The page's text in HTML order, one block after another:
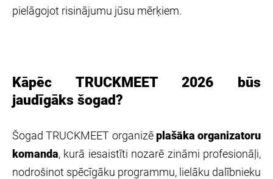
pielāgojot risinājumu jūsu mērķiem.
Kāpēc TRUCKMEET 2026 būs
jaudīgāks šogad?
Šogad TRUCKMEET organizēplašāka organizatoru
komanda, kurā iesaistīti nozarē zināmi profesionāļi,
nodrošinot spēcīgāku programmu, lielāku dalībnieku